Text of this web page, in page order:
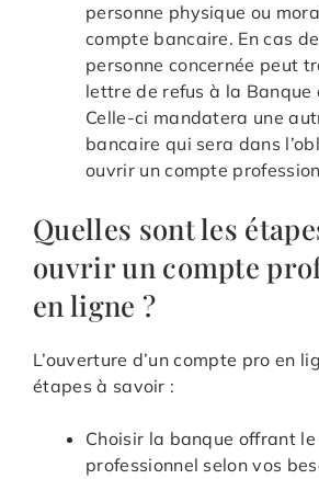
personne physique ou
compte bancaire. En cas
personne concernée peut
lettre de refus à la Banque
Celle-ci mandatera une
bancaire qui sera dans
ouvrir un compte
Quelles sont les
ouvrir un compte
en ligne ?
L’ouverture d’un compte pro en
étapes à savoir :
Choisir la banque offrant
professionnel selon vos